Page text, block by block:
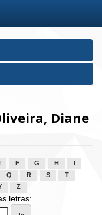
Diane
F G H
Q R S
T
Z
letras: